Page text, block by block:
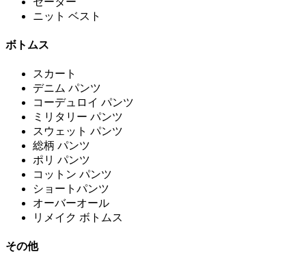
ニット ベスト
ボトムス
スカート
デニム パンツ
コーデュロイ パンツ
ミリタリー パンツ
スウェット パンツ
総柄 パンツ
ポリ パンツ
コットン パンツ
ショートパンツ
オーバーオール
リメイク ボトムス
その他